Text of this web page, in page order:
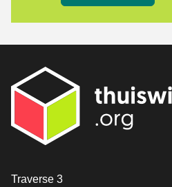
[_General:Contact]
Traverse 3